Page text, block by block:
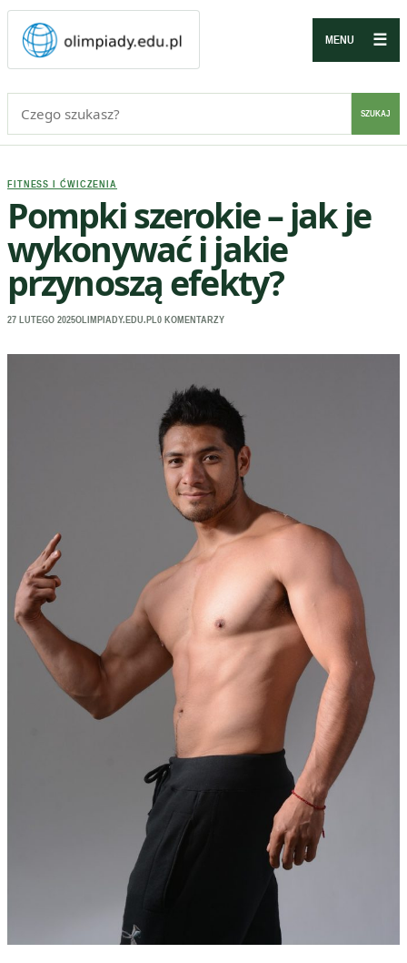
MENU ☰
SZUKAJ
FITNESS I ĆWICZENIA
Pompki szerokie – jak je
wykonywać i jakie
przynoszą efekty?
27 LUTEGO 2025OLIMPIADY.EDU.PL 0 KOMENTARZY